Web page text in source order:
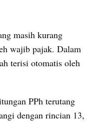
masih kurang
wajib pajak. Dalam
terisi otomatis oleh
PPh terutang
dengan rincian 13,